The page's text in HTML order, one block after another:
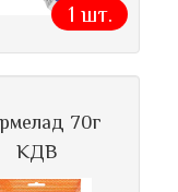
1 шт.
70г
КДВ